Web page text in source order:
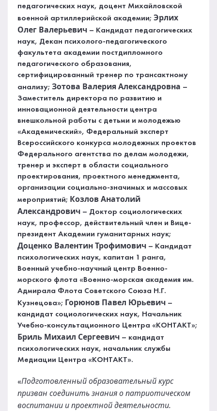
педагогических наук, доцент Михайловской
военной артиллерийской академии;Эрлих
Олег Валерьевич – Кандидат педагогических
наук, Декан психолого-педагогического
факультета академии постдипломного
педагогического образования,
сертифицированный тренер по трансактному
анализу;Зотова Валерия Александровна –
Заместитель директора по развитию и
инновационной деятельности центра
внешкольной работы c детьми и молодежью
«Академический», Федеральный эксперт
Всероссийского конкурса молодежных проектов
Федерального агентства по делам молодежи,
тренер и эксперт в области социального
проектирования, проектного менеджмента,
организации социально-значимых и массовых
мероприятий; Козлов Анатолий
Александрович – Доктор социологических
наук, профессор, действительный член и Вице-
президент Академии гуманитарных наук;
Доценко Валентин Трофимович – Кандидат
психологических наук, капитан 1 ранга,
Военный учебно-научный центр Военно-
морского флота «Военно-морская академия им.
Адмирала Флота Советского Союза Н.Г.
Кузнецова»; Горюнов Павел Юрьевич –
кандидат социологических наук, Начальник
Учебно-консультационного Центра «КОНТАКТ»;
Бриль Михаил Сергеевич – кандидат
психологических наук, начальник службы
Медиации Центра «КОНТАКТ».
«Подготовленный образовательный курс
призван соединить знания о патриотическом
воспитании и проектной деятельности.